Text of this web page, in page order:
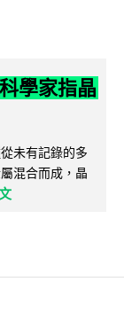
學家指晶
未有記錄的多
混合而成，晶